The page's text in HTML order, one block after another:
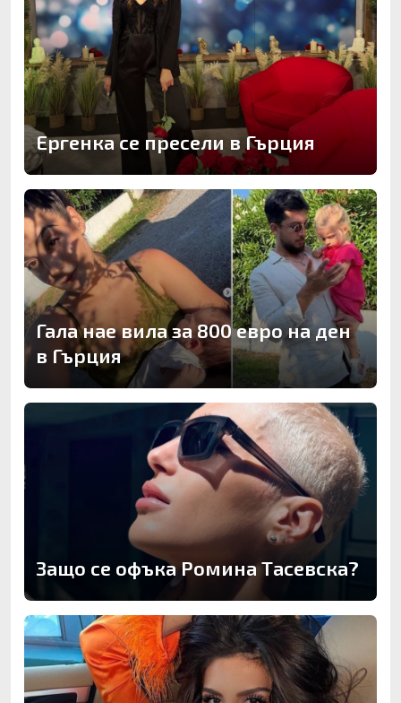
Ергенка се пресели в Гърция
Гала нае вила за 800 евро на ден
в Гърция
Защо се офъка Ромина Тасевска?